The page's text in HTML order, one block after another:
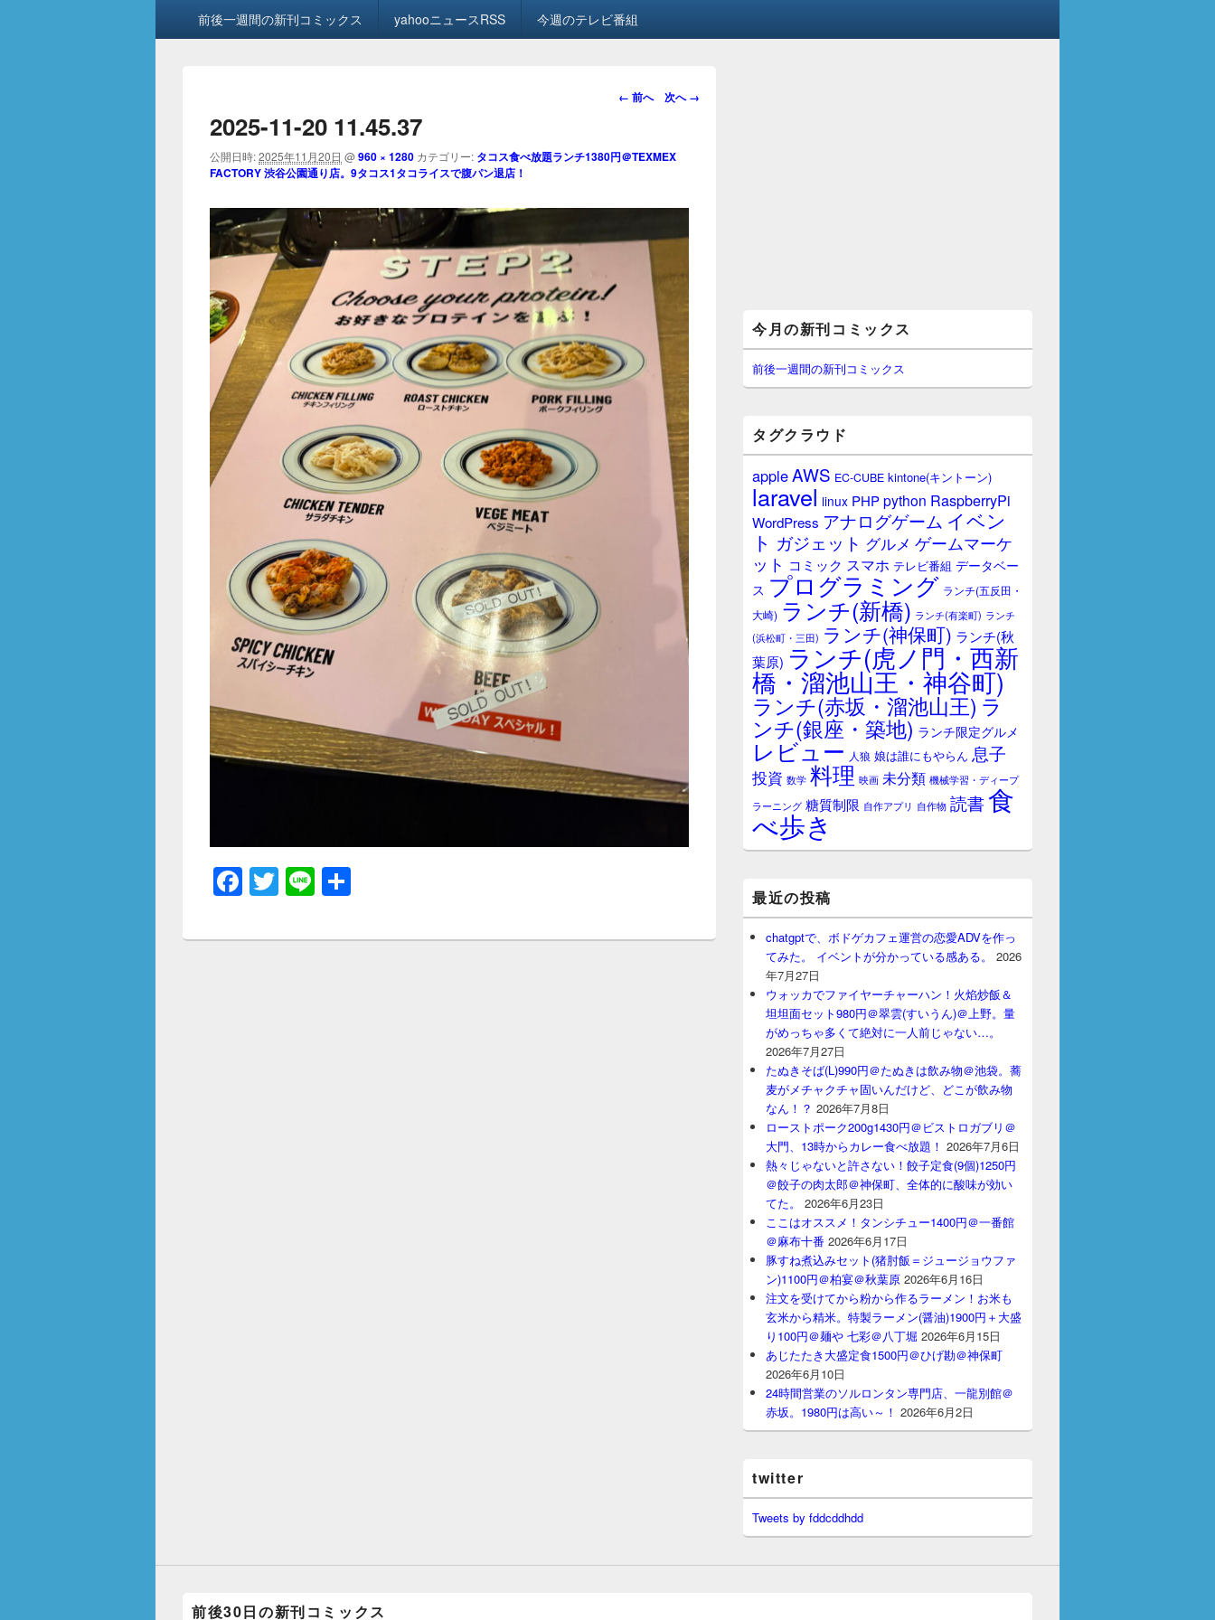
前後一週間の新刊コミックス yahooニュースRSS 今週のテレビ番組
画
ビ
シ
← 前へ 次へ →
2025-11-20 11.45.37
公開日時:2025年11月20日 @960 × 1280 カテゴリー: タコス食べ放題ランチ1380円＠TEXMEX
FACTORY 渋谷公園通り店。9タコス1タコライスで腹パン退店！
F
c
T
tt
Li
e
イ
ン
サ
イ
ー
ジ
ッ
ト
今月の新刊コミックス
前後一週間の新刊コミックス
タグクラウド
appleAWS EC-CUBE kintone(キントーン)
laravel linux PHPpython RaspberryPi
WordPress アナログゲーム イベン
ト ガジェット グルメ ゲームマーケ
ット コミック スマホ テレビ番組 データベー
ス プログラミング ランチ(五反田・
大崎) ランチ(新橋) ランチ(有楽町) ランチ
(浜松町・三田) ランチ(神保町) ランチ(秋
葉原) ランチ(虎ノ門・西新
橋・溜池山王・神谷町)
ランチ(赤坂・溜池山王) ラ
ンチ(銀座・築地) ランチ限定グルメ
レビュー 人狼 娘は誰にもやらん 息子
投資 数学 料理 映画 未分類 機械学習・ディープ
ラーニング 糖質制限 自作アプリ 自作物 読書食
べ歩き
最近の投稿
chatgptで、ボドゲカフェ運営の恋愛ADVを作っ
てみた。 イベントが分かっている感ある。
2026
年7月27日
ウォッカでファイヤーチャーハン！火焰炒飯＆
坦坦面セット980円＠翠雲(すいうん)＠上野。量
がめっちゃ多くて絶対に一人前じゃない…。
2026年7月27日
たぬきそば(L)990円＠たぬきは飲み物＠池袋。蕎
麦がメチャクチャ固いんだけど、どこが飲み物
なん！？ 2026年7月8日
ローストポーク200g1430円＠ビストロガブリ＠
大門、13時からカレー食べ放題！ 2026年7月6日
熱々じゃないと許さない！餃子定食(9個)1250円
＠餃子の肉太郎＠神保町、全体的に酸味が効い
てた。
2026年6月23日
ここはオススメ！タンシチュー1400円＠一番館
＠麻布十番 2026年6月17日
豚すね煮込みセット(猪肘飯＝ジュージョウファ
ン)1100円＠柏宴＠秋葉原 2026年6月16日
注文を受けてから粉から作るラーメン！お米も
玄米から精米。特製ラーメン(醤油)1900円＋大盛
り100円＠麺や 七彩＠八丁堀 2026年6月15日
あじたたき大盛定食1500円＠ひげ勘＠神保町
2026年6月10日
24時間営業のソルロンタン専門店、一龍別館＠
赤坂。1980円は高い～！ 2026年6月2日
twitter
Tweets by fddcddhdd
前後30日の新刊コミックス